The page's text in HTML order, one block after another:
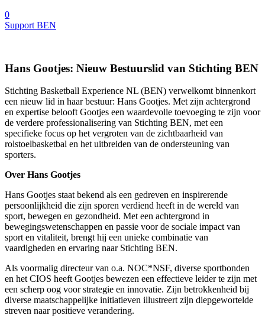
0
Support BEN
Hans Gootjes: Nieuw Bestuurslid van Stichting BEN
Stichting Basketball Experience NL (BEN) verwelkomt binnenkort
een nieuw lid in haar bestuur: Hans Gootjes. Met zijn achtergrond
en expertise belooft Gootjes een waardevolle toevoeging te zijn voor
de verdere professionalisering van Stichting BEN, met een
specifieke focus op het vergroten van de zichtbaarheid van
rolstoelbasketbal en het uitbreiden van de ondersteuning van
sporters.
Over Hans Gootjes
Hans Gootjes staat bekend als een gedreven en inspirerende
persoonlijkheid die zijn sporen verdiend heeft in de wereld van
sport, bewegen en gezondheid. Met een achtergrond in
bewegingswetenschappen en passie voor de sociale impact van
sport en vitaliteit, brengt hij een unieke combinatie van
vaardigheden en ervaring naar Stichting BEN.
Als voormalig directeur van o.a. NOC*NSF, diverse sportbonden
en het CIOS heeft Gootjes bewezen een effectieve leider te zijn met
een scherp oog voor strategie en innovatie. Zijn betrokkenheid bij
diverse maatschappelijke initiatieven illustreert zijn diepgewortelde
streven naar positieve verandering.